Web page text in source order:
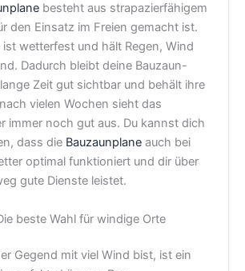
besteht aus strapazierfähigem
den Einsatz im Freien gemacht ist.
ist wetterfest und hält Regen, Wind
Dadurch bleibt deine Bauzaun-
Zeit gut sichtbar und behält ihre
vielen Wochen sieht das
immer noch gut aus. Du kannst dich
dass die Bauzaunplane auch bei
optimal funktioniert und dir über
gute Dienste leistet.
beste Wahl für windige Orte
Gegend mit viel Wind bist, ist ein